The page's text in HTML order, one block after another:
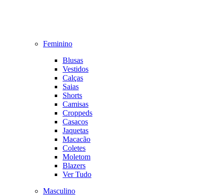
Feminino
Blusas
Vestidos
Calças
Saias
Shorts
Camisas
Croppeds
Casacos
Jaquetas
Macacão
Coletes
Moletom
Blazers
Ver Tudo
Masculino